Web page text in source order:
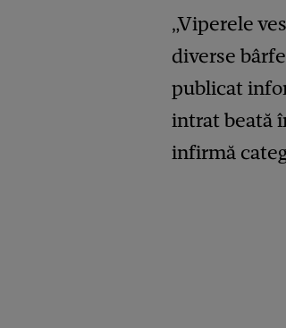
„Viperele
diverse
publicat
intrat beată
infirmă